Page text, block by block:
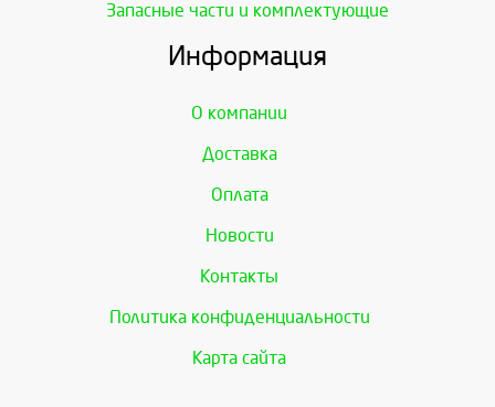
Запасные части и комплектующие
Информация
О компании
Доставка
Оплата
Новости
Контакты
Политика конфиденциальности
Карта сайта